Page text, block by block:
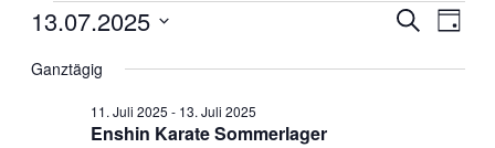
Veranstaltungen
13.
und
Suche
Tag
13.07.2025
wählen.
Ganztägig
Enshin Karate Sommerlager
11. Juli 2025 - 13. Juli 2025